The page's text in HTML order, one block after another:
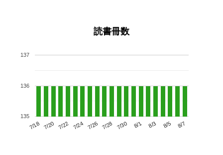
読書冊数
7/18 7/20 7/22 7/24 7/26 7/28 7/30 8/1 8/3 8/5 8/7
135
136
137